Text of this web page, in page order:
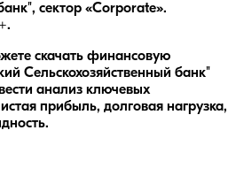
сектор «Corporate».
скачать финансовую
Сельскохозяйственный банк"
анализ ключевых
прибыль, долговая нагрузка,